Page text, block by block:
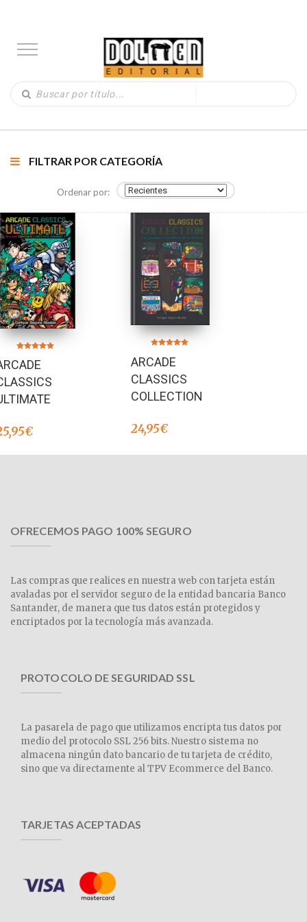
FILTRAR POR CATEGORÍA
Ordenar por:
5.00
de 5
€
5.00
de 5
ARCADE
CLASSICS
COLLECTION
24,95€
OFRECEMOS PAGO 100% SEGURO
Las compras que realices en nuestra web con tarjeta están
avaladas por el servidor seguro de la entidad bancaria Banco
Santander, de manera que tus datos están protegidos y
encriptados por la tecnología más avanzada.
PROTOCOLO DE SEGURIDAD SSL
La pasarela de pago que utilizamos encripta tus datos por
medio del protocolo SSL 256 bits. Nuestro sistema no
almacena ningún dato bancario de tu tarjeta de crédito,
sino que va directamente al TPV Ecommerce del Banco.
TARJETAS ACEPTADAS